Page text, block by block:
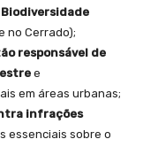
Biodiversidade
no Cerrado);
responsável de
e
em áreas urbanas;
infrações
essenciais sobre o